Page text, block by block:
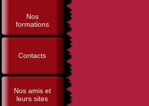
Nos
formations
Contacts
Nos amis et
leurs sites